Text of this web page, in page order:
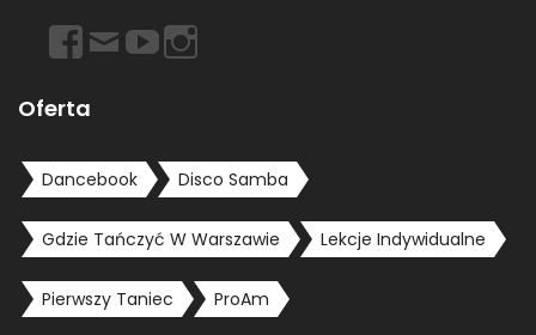
https://www.facebook.com/dancebookwarszawa
Emailhttps://www.youtube.com/user/dancebookpl
Oferta
Dancebook Disco Samba
Gdzie Tańczyć W Warszawie Lekcje Indywidualne
Pierwszy Taniec ProAm